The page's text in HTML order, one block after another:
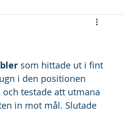
som hittade ut i fint
i den positionen
testade att utmana
in mot mål. Slutade